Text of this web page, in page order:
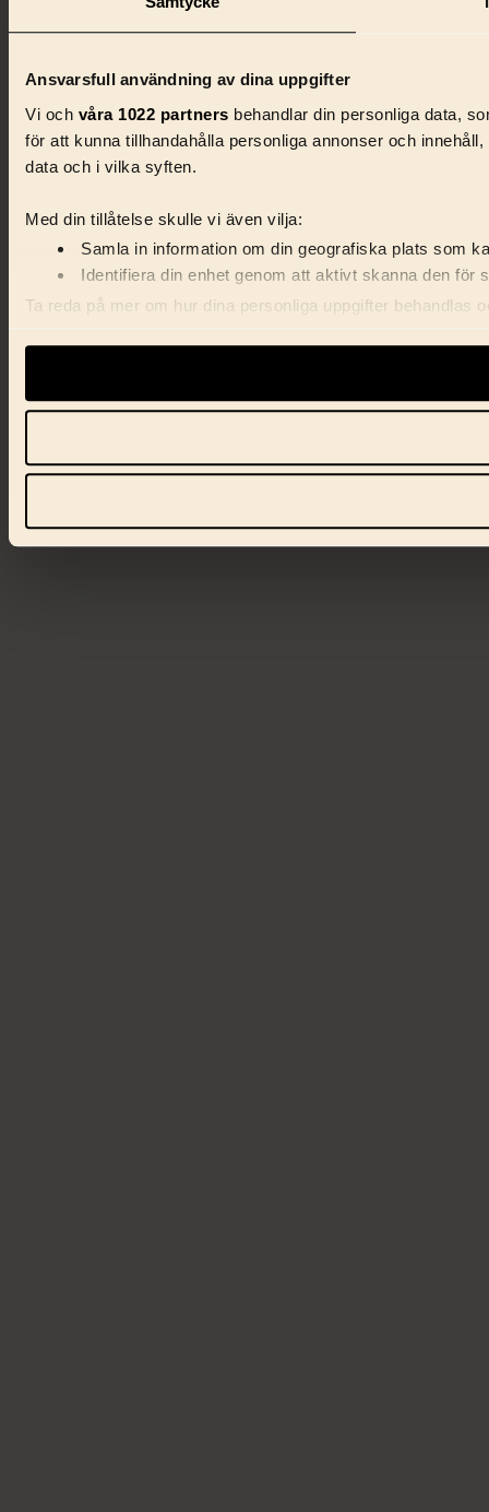
Ansvarsfull användning av dina uppgifter
Vi och våra 1022 partners behandlar din personliga data,
för att kunna tillhandahålla personliga annonser och
data och i vilka syften.
Med din tillåtelse skulle vi även vilja:
Samla in information om din geografiska plats som
Identifiera din enhet genom att aktivt skanna den för
Ta reda på mer om hur dina personliga uppgifter behandlas